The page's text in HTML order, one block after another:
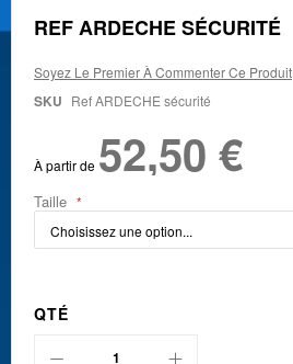
Skip
to
beginning
of
REF ARDECHE SÉCURITÉ
Soyez Le Premier À Commenter Ce Produit
SKU Ref ARDECHE sécurité
À partir de 52,50 €
Taille
QTÉ